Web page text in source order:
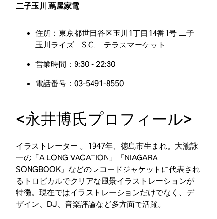
二子玉川 蔦屋家電
住所：東京都世田谷区玉川1丁目14番1号 二子
玉川ライズ S.C. テラスマーケット
営業時間：9:30 - 22:30
電話番号：03-5491-8550
<永井博氏プロフィール>
イラストレーター 。1947年、徳島市生まれ。大瀧詠
一の「A LONG VACATION」「NIAGARA
SONGBOOK」などのレコードジャケットに代表され
るトロピカルでクリアな風景イラストレーションが
特徴。現在ではイラストレーションだけでなく、デ
ザイン、DJ、音楽評論など多方面で活躍。